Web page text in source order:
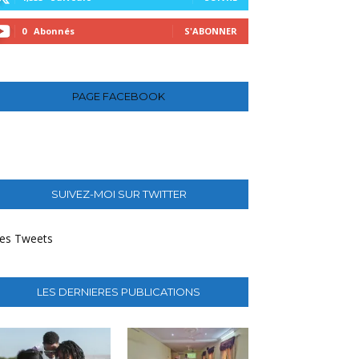
0 Abonnés S'ABONNER
PAGE FACEBOOK
SUIVEZ-MOI SUR TWITTER
Tweets
LES DERNIERES PUBLICATIONS